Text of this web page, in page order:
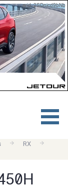
erid: 2SDnjcd9bNb
RX